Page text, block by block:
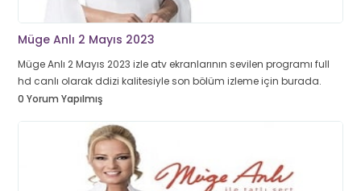
Müge Anlı 2 Mayıs 2023
Müge Anlı 2 Mayıs 2023 izle atv ekranlarının sevilen programı full
hd canlı olarak ddizi kalitesiyle son bölüm izleme için burada.
0 Yorum Yapılmış